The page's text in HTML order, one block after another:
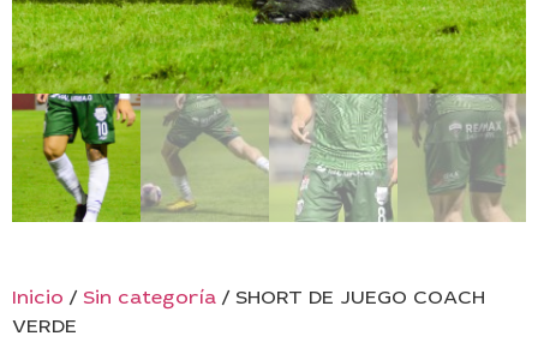
Inicio / Sin categoría / SHORT DE JUEGO COACH
VERDE